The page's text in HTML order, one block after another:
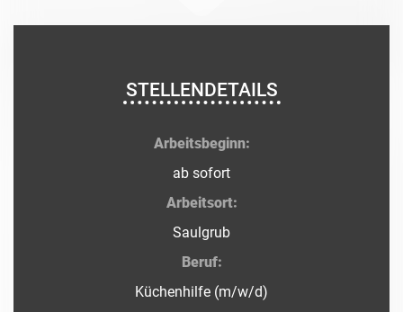
STELLENDETAILS
Arbeitsbeginn:
ab sofort
Arbeitsort:
Saulgrub
Beruf:
Küchenhilfe (m/w/d)